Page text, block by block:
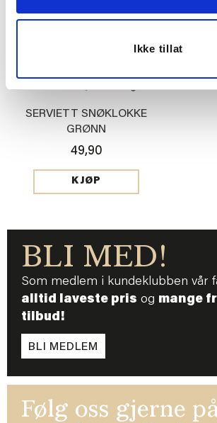
Ikke tillat
SERVIETT SNØKLOKKE
GRØNN
49,90
KJØP
BLI MED!
Som medlem i kundeklubben vår
alltid laveste pris og mange
tilbud!
BLI MEDLEM
Følg oss gjerne